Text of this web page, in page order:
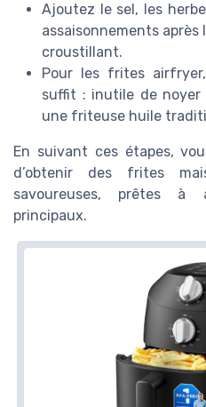
Ajoutez le sel, les
assaisonnements après
croustillant.
Pour les frites
suffit : inutile de noyer
une friteuse huile
En suivant ces étapes,
d’obtenir des frites
savoureuses, prêtes à
principaux.